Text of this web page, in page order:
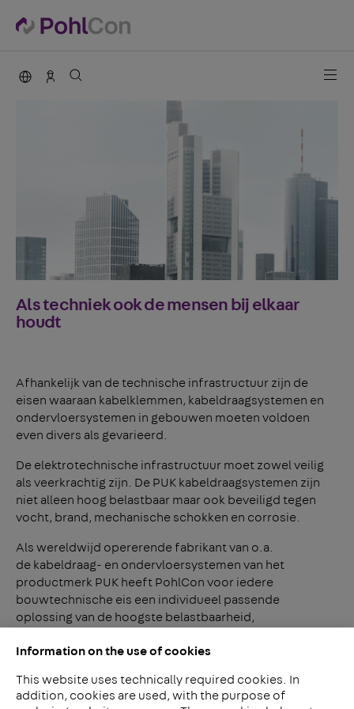
Information on the use of cookies
This website uses technically required cookies. In
addition, cookies are used, with the purpose of
PohlCon international
Contact
Als techniek ook de mensen bij elkaar
houdt
Afhankelijk van de technische infrastructuur zijn de
eisen waaraan kabelklemmen, kabeldraagsystemen en
ondervloersystemen in gebouwen moeten voldoen
even divers als gevarieerd.
De elektrotechnische infrastructuur moet zowel veilig
als veerkrachtig zijn. De PUK kabeldraagsystemen zijn
niet alleen hoog belastbaar maar ook beveiligd tegen
vocht, brand, mechanische schokken en corrosie.
Als wereldwijd opererende fabrikant van o.a.
de kabeldraag- en ondervloersystemen van het
productmerk PUK heeft PohlCon voor iedere
bouwtechnische eis een individueel passende
oplossing van de hoogste belastbaarheid,